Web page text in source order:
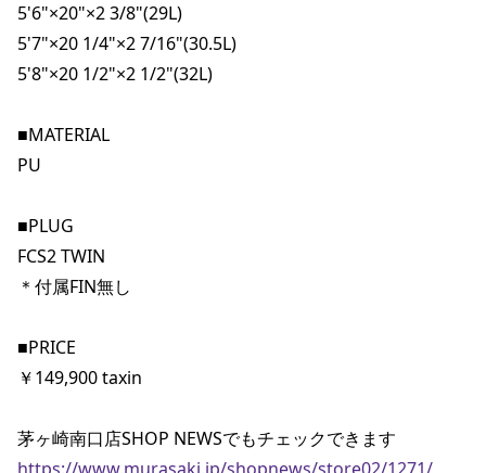
5'6"×20"×2 3/8"(29L)
5'7"×20 1/4"×2 7/16"(30.5L)
5'8"×20 1/2"×2 1/2"(32L)
■MATERIAL
PU
■PLUG
FCS2 TWIN
＊付属FIN無し
■PRICE
￥149,900 taxin